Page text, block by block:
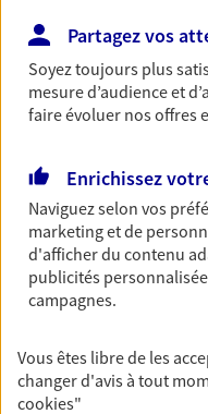
notre solution PER
spécialement
Santé
votre famille avec la
vous ressemble.
Pour un avenir
d'accident ou de
garanties incapacité
invalidité ou de
Partagez vos
Soyez toujours plus
mesure d’audience et
faire évoluer nos offres
Enrichissez
Naviguez selon vos
marketing et de
d'afficher du contenu
publicités
campagnes.
Vous êtes libre de les
changer d'avis à tout
cookies"